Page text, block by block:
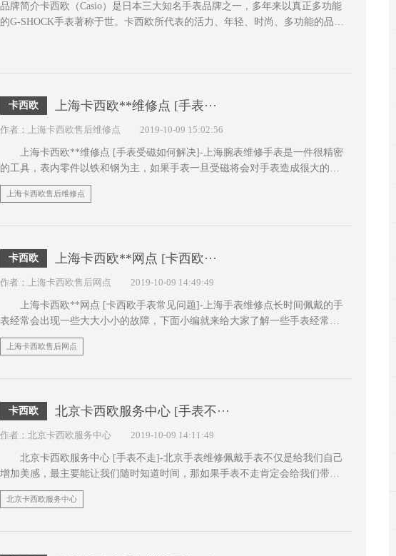
品牌简介卡西欧（Casio）是日本三大知名手表品牌之一，多年来以真正多功能
的G-SHOCK手表著称于世。卡西欧所代表的活力、年轻、时尚、多功能的品牌
卡西欧 上海卡西欧**维修点 [手表···
作者：上海卡西欧售后维修点 2019-10-09 15:02:56
上海卡西欧**维修点 [手表受磁如何解决]-上海腕表维修手表是一件很精密
的工具，表内零件以铁和钢为主，如果手表一旦受磁将会对手表造成很大的影
响，下面小编就给大家科普一下关于手表受磁的一些列问题。 ···
上海卡西欧售后维修点
卡西欧 上海卡西欧**网点 [卡西欧···
作者：上海卡西欧售后网点 2019-10-09 14:49:49
上海卡西欧**网点 [卡西欧手表常见问题]-上海手表维修点长时间佩戴的手
表经常会出现一些大大小小的故障，下面小编就来给大家了解一些手表经常会
出现的问题。 一、卡西欧手表表带脏了怎么办？ 如果手···
上海卡西欧售后网点
卡西欧 北京卡西欧服务中心 [手表不···
作者：北京卡西欧服务中心 2019-10-09 14:11:49
北京卡西欧服务中心 [手表不走]-北京手表维修佩戴手表不仅是给我们自己
增加美感，最主要能让我们随时知道时间，那如果手表不走肯定会给我们带来
很多麻烦，下面小编就给大家简单解答一些关于手表出现不走的问···
北京卡西欧服务中心